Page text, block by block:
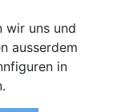
wir uns und
ausserdem
in